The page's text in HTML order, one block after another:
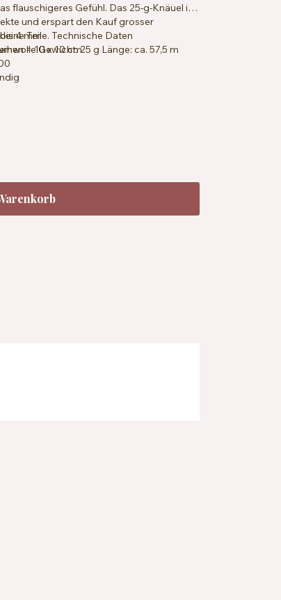
flauschigeres Gefühl. Das 25-g-Knäuel ist
und erspart den Kauf grosser
Teile. Technische Daten
Gewicht: 25 g Länge: ca. 57,5 m
4 mm
= 10 x 10 cm